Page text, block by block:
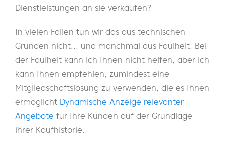
Dienstleistungen an sie verkaufen?
In vielen Fällen tun wir das aus technischen
Gründen nicht... und manchmal aus Faulheit. Bei
der Faulheit kann ich Ihnen nicht helfen, aber ich
kann Ihnen empfehlen, zumindest eine
Mitgliedschaftslösung zu verwenden, die es Ihnen
ermöglicht Dynamische Anzeige relevanter
Angebote für Ihre Kunden auf der Grundlage
ihrer Kaufhistorie.